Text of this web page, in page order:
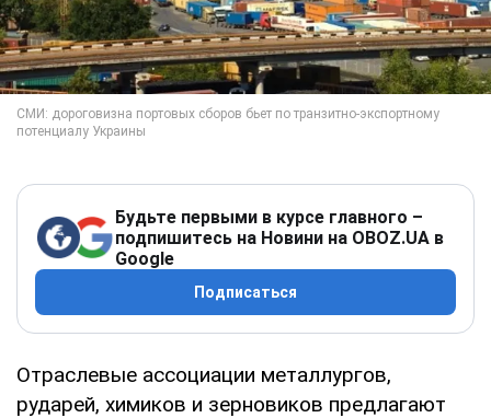
Будьте первыми в курсе главного –
подпишитесь на Новини на OBOZ.UA в
Google
Подписаться
Отраслевые ассоциации металлургов,
рударей, химиков и зерновиков предлагают